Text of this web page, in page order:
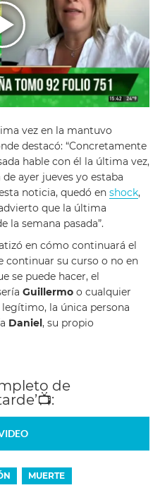
vez en la mantuvo
destacó: “Concretamente
hable con él la última vez,
ayer jueves yo estaba
noticia, quedó en shock,
que la última
la semana pasada”.
en cómo continuará el
continuar su curso o no en
se puede hacer, el
Guillermo o cualquier
la única persona
Daniel , su propio
de
📺:
MUERTE